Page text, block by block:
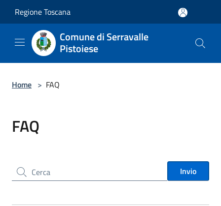
Regione Toscana
Comune di Serravalle
Pistoiese
Home > FAQ
FAQ
Cerca nel sito Invio